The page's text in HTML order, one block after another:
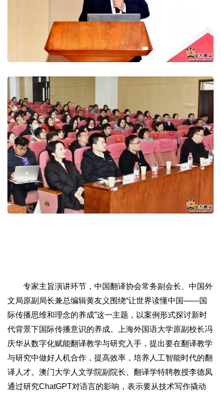
专家主旨演讲环节，中国翻译协会常务副会长、中国外
文局原副局长兼总编辑黄友义围绕“让世界读懂中国——国
际传播思维和理念的养成”这一主题，以案例形式探讨新时
代背景下国际传播意识的养成。上海外国语大学原副校长冯
庆华从数字化赋能翻译教学与研究入手，提出要在翻译教学
与研究中做好人机合作，提高效率，培养人工智能时代的翻
译人才。澳门大学人文学院副院长、翻译学特聘教授李德凤
通过研究ChatGPT对语言的影响，表示要从技术写作撬动